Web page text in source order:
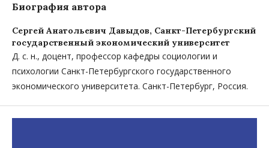
Биография автора
Сергей Анатольевич Давыдов, Санкт-Петербургский
государственный экономический университет
Д. с. н., доцент, профессор кафедры социологии и
психологии Санкт-Петербургского государственного
экономического университета. Санкт-Петербург, Россия.